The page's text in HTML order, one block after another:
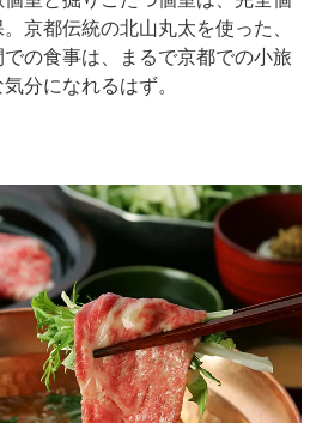
京都伝統の北山丸太を使った、
の食事は、まるで京都での小旅
分になれるはず。